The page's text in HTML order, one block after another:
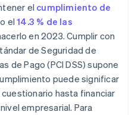
el cumplimiento de
el14.3 % de las
en 2023. Cumplir con
de Seguridad de
de Pago (PCI DSS) supone
puede significar
hasta financiar
empresarial. Para